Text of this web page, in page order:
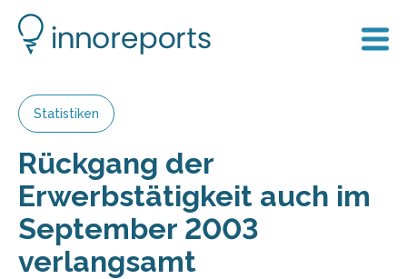
Statistiken
Rückgang der
Erwerbstätigkeit auch im
September 2003
verlangsamt